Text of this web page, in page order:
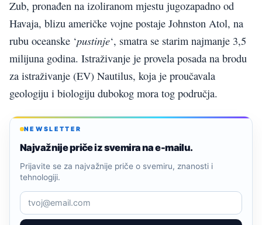
Zub, pronađen na izoliranom mjestu jugozapadno od
Havaja, blizu američke vojne postaje Johnston Atol, na
rubu oceanske ‘pustinje‘, smatra se starim najmanje 3,5
milijuna godina. Istraživanje je provela posada na brodu
za istraživanje (EV) Nautilus, koja je proučavala
geologiju i biologiju dubokog mora tog područja.
NEWSLETTER
Najvažnije priče iz svemira na e-mailu.
Prijavite se za najvažnije priče o svemiru, znanosti i
tehnologiji.